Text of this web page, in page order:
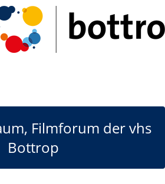
Filmforum der vhs
Bottrop